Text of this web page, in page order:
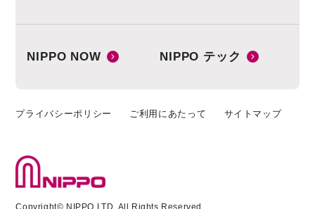
NIPPO NOW NIPPO テック
プライバシーポリシー ご利用にあたって サイトマップ
Copyright© NIPPO LTD. All Rights Reserved.